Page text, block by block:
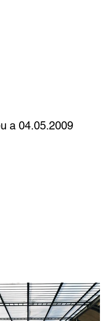
a 04.05.2009